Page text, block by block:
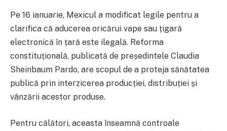
Pe 16 ianuarie, Mexicul a modificat legile pentru a
clarifica că aducerea oricărui vape sau țigară
electronică în țară este ilegală. Reforma
constituțională, publicată de președintele Claudia
Sheinbaum Pardo, are scopul de a proteja sănătatea
publică prin interzicerea producției, distribuției și
vânzării acestor produse.
Pentru călători, aceasta înseamnă controale